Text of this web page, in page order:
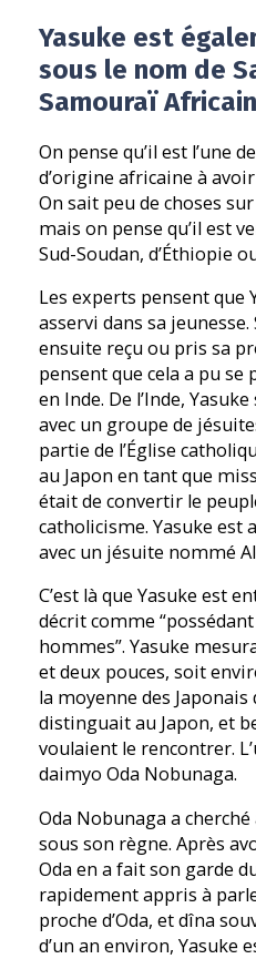
Yasuke est
sous le nom de
Samouraï
On pense qu’il est l’une
d’origine africaine à
On sait peu de choses
mais on pense qu’il est
Sud-Soudan, d’Éthiopie
Les experts pensent que
asservi dans sa jeunesse.
ensuite reçu ou pris sa
pensent que cela a pu
en Inde. De l’Inde,
avec un groupe de
partie de l’Église
au Japon en tant que
était de convertir le
catholicisme. Yasuke est
avec un jésuite nommé
C’est là que Yasuke est
décrit comme
hommes”. Yasuke
et deux pouces, soit
la moyenne des Japonais
distinguait au Japon, et
voulaient le rencontrer.
daimyo Oda Nobunaga.
Oda Nobunaga a
sous son règne. Après
Oda en a fait son garde
rapidement appris à
proche d’Oda, et dîna
d’un an environ, Yasuke